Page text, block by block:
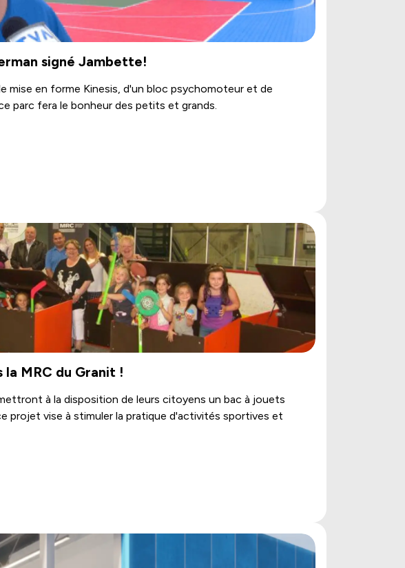
signé Jambette!
mise en forme Kinesis, d'un bloc psychomoteur et de
parc fera le bonheur des petits et grands.
MRC du Granit !
à la disposition de leurs citoyens un bac à jouets
projet vise à stimuler la pratique d'activités sportives et